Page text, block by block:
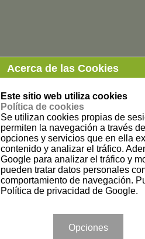
Acerca de las Cookies
Este sitio web utiliza cookies
Política de cookies
Se utilizan cookies propias de
permiten la navegación a través
opciones y servicios que en ella
contenido y analizar el tráfico.
Google para analizar el tráfico y
pueden tratar datos personales
comportamiento de navegación.
Política de privacidad de Google.
Opciones
Alange (2)
Alconchel(1)
Badajoz(11)
Castuera(1)